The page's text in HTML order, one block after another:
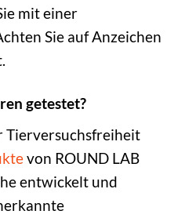
mit einer
Sie auf Anzeichen
getestet?
Tierversuchsfreiheit
von ROUND LAB
entwickelt und